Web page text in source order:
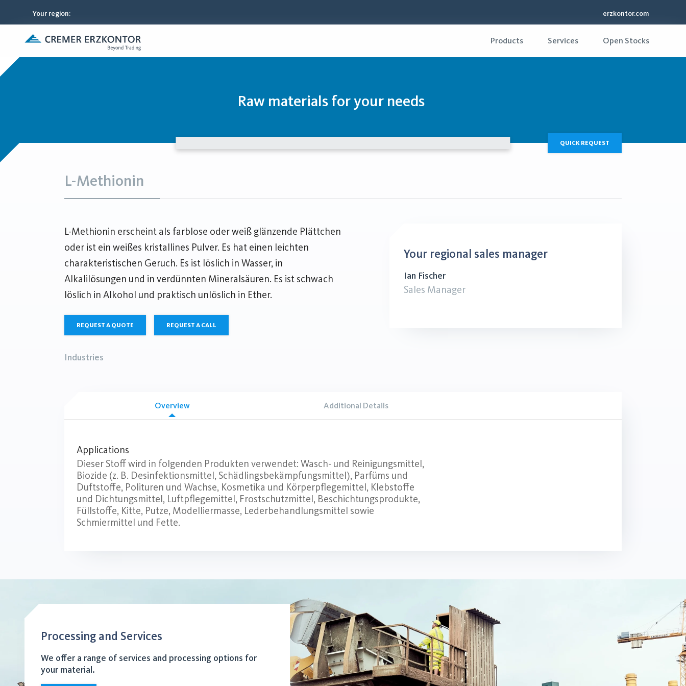
Your region: erzkontor.com
Products Services Open Stocks
Raw materials for your needs
QUICK REQUEST
L-Methionin
L-Methionin erscheint als farblose oder weiß glänzende Plättchen
oder ist ein weißes kristallines Pulver. Es hat einen leichten
charakteristischen Geruch. Es ist löslich in Wasser, in
Alkalilösungen und in verdünnten Mineralsäuren. Es ist schwach
löslich in Alkohol und praktisch unlöslich in Ether.
REQUEST A QUOTE REQUEST A CALL
Industries
Your regional sales manager
Ian Fischer
Sales Manager
Overview Additional Details
Applications
Dieser Stoff wird in folgenden Produkten verwendet: Wasch- und Reinigungsmittel,
Biozide (z. B. Desinfektionsmittel, Schädlingsbekämpfungsmittel), Parfüms und
Duftstoffe, Polituren und Wachse, Kosmetika und Körperpflegemittel, Klebstoffe
und Dichtungsmittel, Luftpflegemittel, Frostschutzmittel, Beschichtungsprodukte,
Füllstoffe, Kitte, Putze, Modelliermasse, Lederbehandlungsmittel sowie
Schmiermittel und Fette.
Processing and Services
We offer a range of services and processing options for
your material.